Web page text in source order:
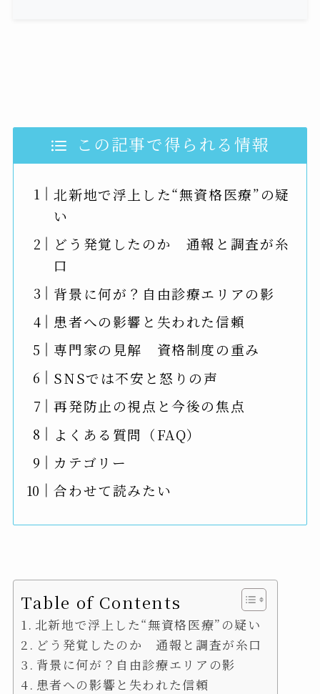
この記事で得られる情報
北新地で浮上した“無資格医療”の疑
い
どう発覚したのか 通報と調査が糸
口
背景に何が？自由診療エリアの影
患者への影響と失われた信頼
専門家の見解 資格制度の重み
SNSでは不安と怒りの声
再発防止の視点と今後の焦点
よくある質問（FAQ）
カテゴリー
合わせて読みたい
Table of Contents
北新地で浮上した“無資格医療”の疑い
どう発覚したのか 通報と調査が糸口
背景に何が？自由診療エリアの影
患者への影響と失われた信頼